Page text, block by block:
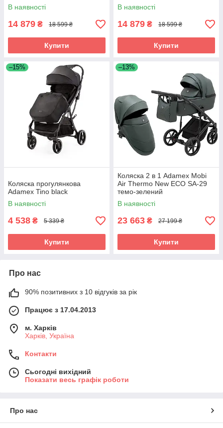
В наявності
14 879 ₴ 18 599 ₴
Купити
В наявності
14 879 ₴ 18 599 ₴
Купити
–15%
Коляска прогулянкова
Adamex Tino black
В наявності
4 538 ₴ 5 339 ₴
Купити
–13%
Коляска 2 в 1 Adamex Mobi
Air Thermo New ECO SA-29
темо-зелений
В наявності
23 663 ₴ 27 199 ₴
Купити
Про нас
90% позитивних з 10 відгуків за рік
Працює з 17.04.2013
м. Харків
Харків, Україна
Контакти
Сьогодні вихідний
Показати весь графік роботи
Про нас